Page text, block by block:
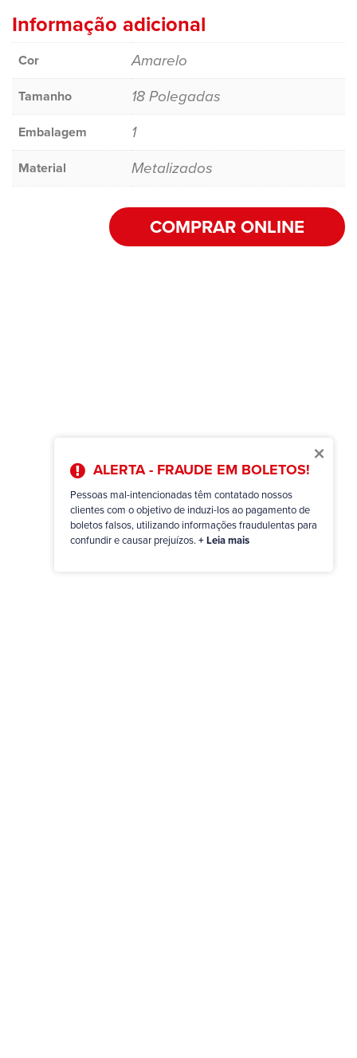
×
ALERTA - FRAUDE EM BOLETOS!
Pessoas mal-intencionadas têm contatado nossos
clientes com o objetivo de induzi-los ao pagamento de
boletos falsos, utilizando informações fraudulentas para
confundir e causar prejuízos. + Leia mais
Informação adicional
Cor Amarelo
Tamanho 18 Polegadas
Embalagem 1
Material Metalizados
COMPRAR ONLINE